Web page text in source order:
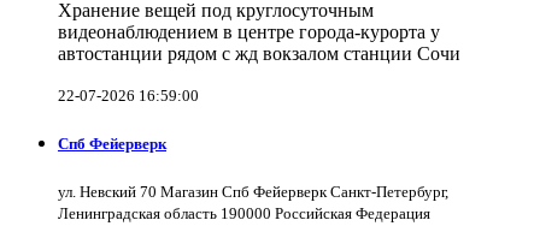
Хранение вещей под круглосуточным
видеонаблюдением в центре города-курорта у
автостанции рядом с жд вокзалом станции Сочи
22-07-2026 16:59:00
Спб Фейерверк
ул. Невский 70 Магазин Спб Фейерверк Санкт-Петербург,
Ленинградская область 190000 Российская Федерация